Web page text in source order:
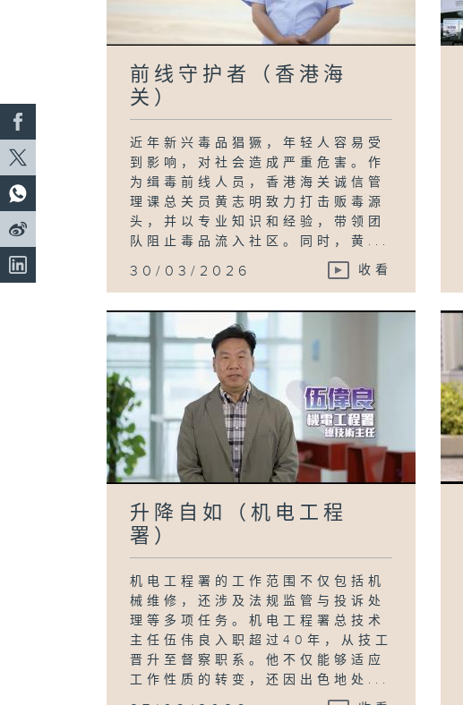
前线守护者（香港海
关）
近年新兴毒品猖獗，年轻人容易受
到影响，对社会造成严重危害。作
为缉毒前线人员，香港海关诚信管
理课总关员黄志明致力打击贩毒源
头，并以专业知识和经验，带领团
队阻止毒品流入社区。同时，黄...
30/03/2026 收看
升降自如（机电工程
署）
机电工程署的工作范围不仅包括机
械维修，还涉及法规监管与投诉处
理等多项任务。机电工程署总技术
主任伍伟良入职超过40年，从技工
晋升至督察职系。他不仅能够适应
工作性质的转变，还因出色地处...